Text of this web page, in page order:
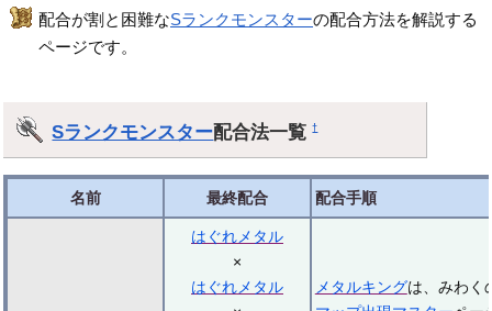
配合が割と困難なSランクモンスターの配合方法を解説する
ページです。
Sランクモンスター配合法一覧†
名前 最終配合 配合手順
はぐれメタル
×
はぐれメタル
メタルキングは、みわく